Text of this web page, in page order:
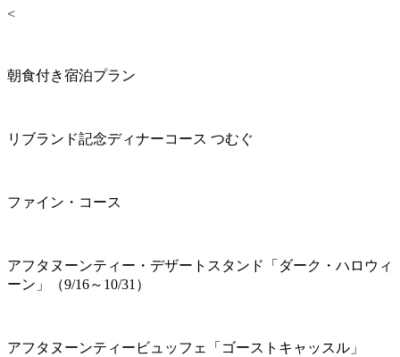
<
朝食付き宿泊プラン
リブランド記念ディナーコース つむぐ
ファイン・コース
アフタヌーンティー・デザートスタンド「ダーク・ハロウィ
ーン」（9/16～10/31）
アフタヌーンティービュッフェ「ゴーストキャッスル」